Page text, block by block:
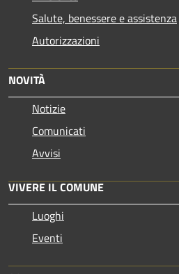
Salute, benessere e assistenza
Autorizzazioni
NOVITÀ
Notizie
Comunicati
Avvisi
VIVERE IL COMUNE
Luoghi
Eventi